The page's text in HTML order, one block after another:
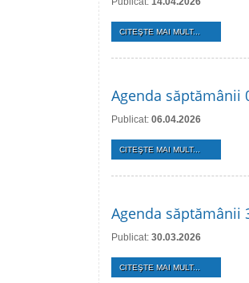
CITEŞTE MAI MULT...
Agenda săptămânii
Publicat: 06.04.2026
CITEŞTE MAI MULT...
Agenda săptămânii
Publicat: 30.03.2026
CITEŞTE MAI MULT...